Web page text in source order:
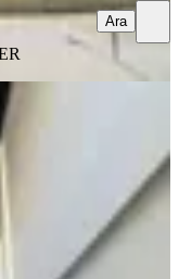
Ara
Üzeri Kuaför
(Zemin) 22.07.2026